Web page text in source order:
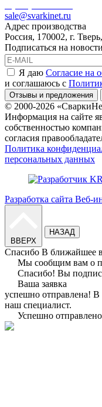
sale@svarkinet.ru
Адрес производства
Россия, 170002, г.
Подписаться на новости
Я даю Согласие на
и соглашаюсь c
Отзывы и предложения
© 2000-2026
Информация на сайте
собственностью
согласия
Политика
персональных данных
Разработка сайта Веб-
ВВЕРХ
НАЗАД
Спасибо В ближайшее
Мы сообщим вам о
Спасибо! Вы
Ваша заявка
успешно отправлена! В
наш специалист.
Успешно